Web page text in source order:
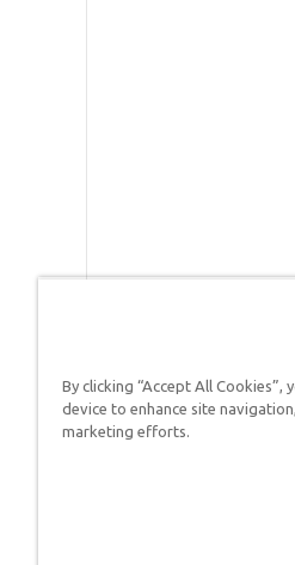
By clicking “Accept All
device to enhance site
marketing efforts.